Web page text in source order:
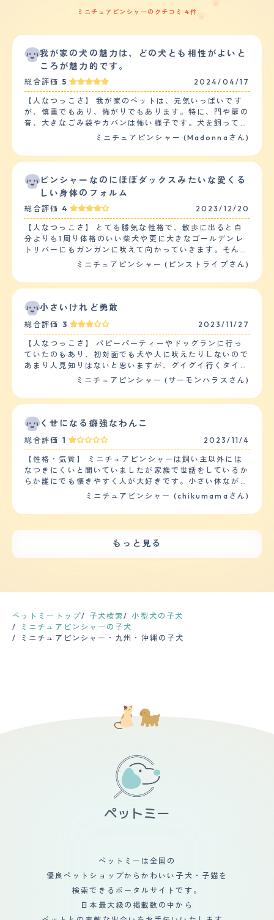
ミニチュアピンシャーのクチコミ 4件
我が家の犬の魅力は、どの犬とも相性がよいと
ころが魅力的です。
総合評価 5 2024/04/17
【人なつっこさ】 我が家のペットは、元気いっぱいです
が、慎重でもあり、怖がりでもあります。特に、門や扉の
音、大きなごみ袋やカバンは怖い様子です。犬を飼ってい
る人には人懐っこいですが、犬を飼っていない人にはなか
い人は特に怖がります。又、子供は基本的には嫌がりま
ペットととの相性はよく、大きい犬、小さい犬関係なくど
のペットともよく遊びます。特に、大きい犬との相性がよ
ますが、一人で家でお留守番してるときは、特にいたずら
したりせず、静かに過ごすことができます。家に誰かがい
る場合は、遊んでほしくあらゆるおもちゃ(ぬいぐるみ)を
持ってきてみたり、近くに来ては手で私もしくは夫の腕を
叩いてみたりと落ち着きなくあらゆる形でアピールしてい
座りからこちらがO.Kサインを出すまで食べないようにし
つけをしています。散歩の際は、犬の公園内でおもちゃ
(ボールや木の)を投げて取りに行ったら持ってくる、そし
て、こちら側に渡すという訓練を常にしています。 散歩
の回数は2回、1時間ほどです。他の犬と犬の公園で遊ばせ
たり、散歩をしています。我が家は庭があり、又、山が近
いので庭で遊ばせたり、山に散歩に行ったりもしているの
で運動量は1日、多い方になります。 【お手入れ】 毛の長
さは短いです。シャンプーは月1でしています。ブラッシ
割りと多くいです。短いので目立ちませんが、犬のクッシ
せん。 健康はいい方ですが、植物のアレルギーもちで
す。春になると目から涙がでやすくなり、雑草が高く生え
ているところは歩かせないように気を付けています。ま
た、獣医さんに勧められた目薬(漢方のようなもの)を入れ
ています。年に1回は、健康診断をしています。投薬は、
予防接種をしています。 【鳴き声】 鳴き声は、割りと大
きくうるさいです。我が家は、3階建てになり、それぞれ
の階に義理母、義理兄家族、私たち夫婦が住んでいます。
ンキャンした吠え方と、それぞれの状況によって吠え方が
事することもできずが1週間続き、犬の将来が心配でし
た。犬の為にもと思い、犬の訓練所に連れて行きました。
指導の方に私たち自身も、犬について色々、教えてもら
ミニチュアピンシャー (Madonnaさん)
ピンシャーなのにほぼダックスみたいな愛くる
しい身体のフォルム
総合評価 4 2023/12/20
【人なつっこさ】 とても勝気な性格で、散歩に出ると自
分よりも1周り体格のいい柴犬や更に大きなゴールデンレ
トリバーにもガンガンに吠えて向かっていきます。そんな
豪快な部分は家にいる時でも仕草の節々に随所に見られ、
動している事が多いのですが、突然段ボールハウスの上に
る事もしばしば。 一方で平常心モードの時は非常に人懐
っこく、身体を撫でてあげると幸せそうなまったり顔で身
を預けてくるのでそんなギャップにいつも心を射抜かれて
ん。（笑） 夜中に急に吠え出したりすることもあるの
で、多分自分の中での何かスイッチが入ってしまうと一気
に闘争モードになるのだと思います。特に散歩中に遭った
事のない他の飼い犬にあった時はそれはもう大変で、何回
が…… 【しつけやすさ】 しつけの中で一番大事といって
もいいトイレに関しては、全く苦戦する事無く飼ってから
1ヶ月もかからない内に覚えてくれました。 ただ、上下関
係を人間の方が上だと覚えさせるのは結構難しいかもしれ
ません。というのも、私自身は未だに腕に巻きつかれてマ
ウンティングをされる事もしょっちゅうなので。 【お手
入れ】 毛の長さは夏冬で変わるのですが、冬毛は中指の
第一関節がすっぽり埋まるくらいまで伸びて質感はコシが
強く、毛量も多いです。抜け毛も多いので室内で自由に解
りは用心したほうがいいかもしれません。シャンプーは犬
健康問題は肥満気味なのと年齢を重ねているので身体機能
の低下、白内障といったものはあります。定期的な健康診
のでそう多くはありません。 【鳴き声】 どちらかと言え
声ではなく、『ヴウォゥ,ヴウォウ』と力強さのある声
で、本気で吠えられると家の外からでも鳴き声が貫通して
きます(苦笑)。飼い始めた小さい頃の時代の声はか細く
統書付きである点や私のゴリ押しに負けたようで最後は折
カットされていて、更にタンクのような胴体と短めの脚で
耳が垂れていない以外はダックスの方がむしろ近いくら
い。購入した時は子犬だったのでまだ耳も垂れており、そ
んな愛くるしいルックスもあって、第一印象は「なんだこ
の可愛いが詰まった生き物は」でした。 飼い始めは弱々
しさが目立っていたので身体が弱いのかなと不安もありま
ミニチュアピンシャー (ピンストライプさん)
小さいけれど勇敢
総合評価 3 2023/11/27
【人なつっこさ】 パピーパーティーやドッグランに行っ
ていたのもあり、初対面でも犬や人に吠えたりしないので
あまり人見知りはないと思いますが、グイグイ行くタイプ
ではないです。 散歩中も、すれ違いざまに吠えてくる犬
ようで、ドッグランでしつこくクンクン嗅がれていると、
追ってくる犬に対しては怒って吠えることがあります。
人間でも、グイグイくる人に対しては避けてる感じがしま
す。 【落ち着き】 他の犬種と比べ、身軽だからか、ぴょ
んぴょんと飛び跳ねる動きが多い気がします。 ドッグラ
ンでも、ずっと走っていられるので、普段散歩だけだと体
力が有り余っているのがわかります。 走っている姿は、
小鹿みたいです。 【しつけやすさ】 散歩は朝夕と1日2
回、30分から1時間。２ｋｍから４ｋｍは歩きます。家で
ス」と基本的なコマンドはわかるようです。 【お手入
れ】 皮膚のアレルギーがあるので、定期的に病院で診て
爪切り、肛門しぼりはプロにお任せしています。 【鳴き
声】 窓から見える人影や、ピンポン、玄関前を通る足音
等で番犬スイッチが発動し、思いっきり吠えます。 鳴き
の時は、まだ2ヵ月ちょっとで小さいのに、小さな怪獣の
ようでした。 本当にやんちゃで噛みつきぐぜもあり、何
にでもガジガジ噛み いたずらばかりするので大変でし
て、だいぶお利口さんになりました。 賢い犬種だと思う
ので、ちゃんとしつけをすれば、コマンドを覚えるのがわ
かりました。 小型犬ですが、ものすごい運動量を必要と
しているので、ドッグランでも大型犬に負けないくらい走
っています。 しかも結構なスピードで走るのがすごいで
す。 ドッグラン内で犬同士のコミュニティもあるよう
ミニチュアピンシャー (サーモンハラスさん)
くせになる癖強なわんこ
総合評価 1 2023/11/4
【性格・気質】 ミニチュアピンシャーは飼い主以外には
なつきにくいと聞いていましたが家族で世話をしているか
らか誰にでも懐きやすく人が大好きです。小さい体ながら
も気は強く自分より大きな犬にでも果敢に立ち向かいま
いきます。落ち着きがなくトイレも動きながらするので本
ことはないですが小型犬には多い膝蓋骨脱臼に軽度なりか
ットや階段にも一工夫して足へ負担がかからないようにし
体ですが運動量はしっかり必要です。散歩は、朝と晩に
30分?1時間程度しますがまだまだ動きたがります。室内
を自由にさせているので一人でおもちゃで遊んだりボール
あります。シャンプーしたあともドライヤーですぐに乾き
ます。夏場なら軽く乾かしたあとバルコニーを走らせたて
ひどく次はシャンプーなど手入れが大変だったので次は短
毛種が欲しいと思っていました。先住犬と仲良くお互い遊
びあってくれたらいいなあと思っていました。思っていた
ほど仲良くはなりませんでしたが一緒に遊んだりもしてい
ました。その後亡くなり、またあたらしく迎えた柴犬とは
とも仲良くしてくれています。赤ちゃんが触りにいっても
怒ることなく優しくしてくれます。嫌な場合は赤ちゃんか
ら離れていきますが噛んだりなど攻撃はしてこないです。
最近は、こどものおもちゃが気になるようで密かに寝床に
持ち帰りかじったりしていますが相変わらず叱ってもその
場だけで日が経てば何度でも繰り返しています。いつまで
ミニチュアピンシャー (chikumamaさん)
もっと見る
ペットミートップ 子犬検索
小型犬の子犬
ミニチュアピンシャーの子犬
ミニチュアピンシャー・九州・沖縄の子犬
ペットミーは全国の
優良ペットショップからかわいい子犬・子猫を
検索できるポータルサイトです。
日本最大級の掲載数の中から